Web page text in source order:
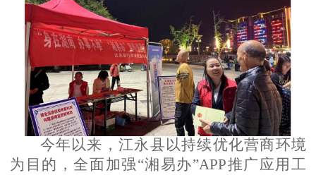
今年以来，江永县 以持续优化营商环境
为目的 ，全面加强“湘易办”APP推广应用工